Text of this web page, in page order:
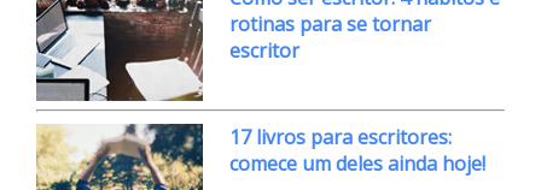
rotinas para se tornar
escritor
17 livros para escritores:
comece um deles ainda hoje!